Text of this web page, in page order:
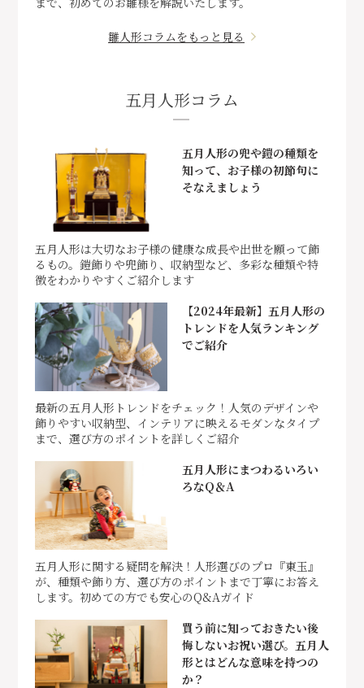
雛人形コラムをもっと見る
五月人形コラム
五月人形の兜や鎧の種類を
知って、お子様の初節句に
そなえましょう
五月人形は大切なお子様の健康な成長や出世を願って飾
るもの。鎧飾りや兜飾り、収納型など、多彩な種類や特
徴をわかりやすくご紹介します
【2024年最新】五月人形の
トレンドを人気ランキング
でご紹介
最新の五月人形トレンドをチェック！人気のデザインや
飾りやすい収納型、インテリアに映えるモダンなタイプ
まで、選び方のポイントを詳しくご紹介
五月人形にまつわるいろい
ろなQ＆A
五月人形に関する疑問を解決！人形選びのプロ『東玉』
が、種類や飾り方、選び方のポイントまで丁寧にお答え
します。初めての方でも安心のQ&Aガイド
買う前に知っておきたい後
悔しないお祝い選び。五月人
形とはどんな意味を持つの
か？